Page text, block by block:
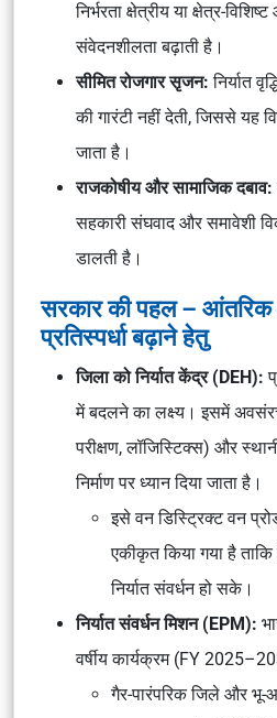
निर्भरता क्षेत्रीय या क्षेत्र-
संवेदनशीलता बढ़ाती है।
सीमित रोजगार सृजन: निर्यात
की गारंटी नहीं देती, जिससे यह
जाता है।
राजकोषीय और सामाजिक दबाव:
सहकारी संघवादऔरसमावेशी
डालती है।
सरकार की पहल – आंतरिक
प्रतिस्पर्धा बढ़ाने हेतु
जिला को निर्यात केंद्र (DEH):
में बदलने का लक्ष्य। इसमें
परीक्षण, लॉजिस्टिक्स) और
निर्माण पर ध्यान दिया जाता है।
इसेवन डिस्ट्रिक्ट वन
एकीकृत किया गया है
निर्यात संवर्धन हो सके।
निर्यात संवर्धन मिशन (EPM):
वर्षीय कार्यक्रम (FY
गैर-पारंपरिक जिले और भू-